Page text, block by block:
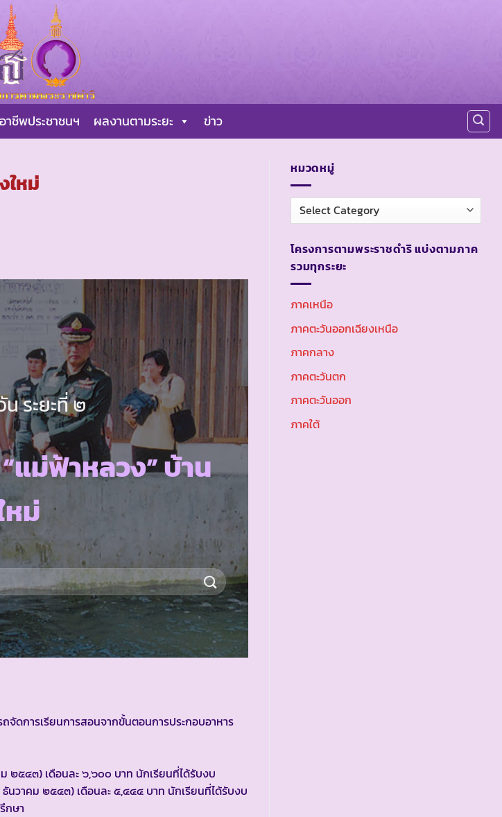
ชีพประชาชนฯ ผลงานตามระยะ ข่าว
ใหม่
ระยะที่ ๒
แม่ฟ้าหลวง” บ้าน
หม่
ดการเรียนการสอนจากขั้นตอนการประกอบอาหาร
๒๕๔๓) เดือนละ ๖,๖๐๐ บาท นักเรียนที่ได้รับงบ
นวาคม ๒๕๔๓) เดือนละ ๕,๔๔๔ บาท นักเรียนที่ได้รับงบ
กษา
หมวดหมู่
หมวด
หมู่
โครงการตามพระราชดำริ แบ่งตามภาค
รวมทุกระยะ
ภาคเหนือ
ภาคตะวันออกเฉียงเหนือ
ภาคกลาง
ภาคตะวันตก
ภาคตะวันออก
ภาคใต้